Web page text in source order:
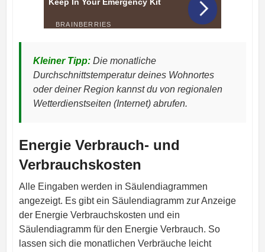
Kleiner Tipp:Die monatliche
Durchschnittstemperatur deines Wohnortes
oder deiner Region kannst du von regionalen
Wetterdienstseiten (Internet) abrufen.
Energie Verbrauch- und
Verbrauchskosten
Alle Eingaben werden in Säulendiagrammen
angezeigt. Es gibt ein Säulendiagramm zur Anzeige
der Energie Verbrauchskosten und ein
Säulendiagramm für den Energie Verbrauch. So
lassen sich die monatlichen Verbräuche leicht